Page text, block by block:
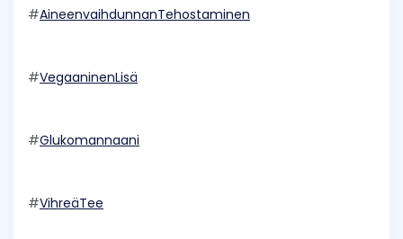
#AineenvaihdunnanTehostaminen
#VegaaninenLisä
#Glukomannaani
#VihreäTee